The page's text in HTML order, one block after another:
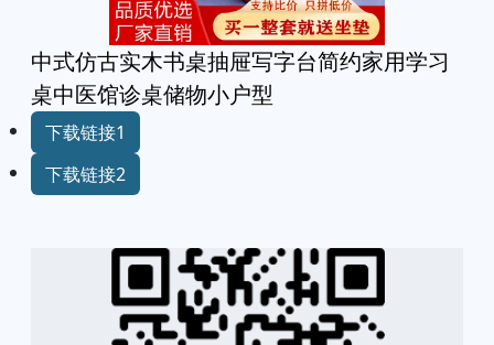
中式仿古实木书桌抽屉写字台简约家用学习
桌中医馆诊桌储物小户型
下载链接1
下载链接2